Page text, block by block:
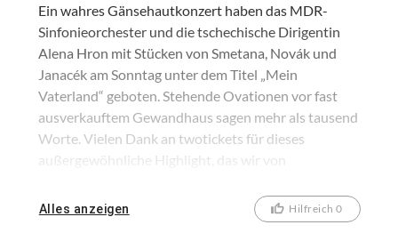
Ein wahres Gänsehautkonzert haben das MDR-
Sinfonieorchester und die tschechische Dirigentin
Alena Hron mit Stücken von Smetana, Novák und
Janacék am Sonntag unter dem Titel „Mein
Vaterland“ geboten. Stehende Ovationen vor fast
ausverkauftem Gewandhaus sagen mehr als tausend
Worte. Vielen Dank an twotickets für dieses
außergewöhnliche Highlight, das wir von
Alles anzeigen Hilfreich 0